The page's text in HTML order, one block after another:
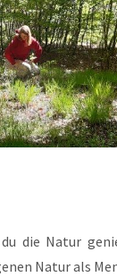
die Natur
Natur als